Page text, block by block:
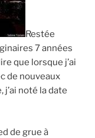
Restée
7 années
que lorsque j’ai
de nouveaux
noté la date
de grue à